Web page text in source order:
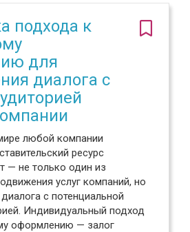
подхода к
для
диалога с
любой компании
ресурс
— не только один из
услуг компаний, но
с потенциальной
Индивидуальный подход
оформлению — залог